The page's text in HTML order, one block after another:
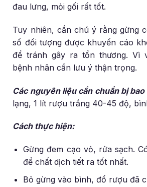
đau lưng, mỏi gối rất tốt.
Tuy nhiên, cần chú ý rằng gừng
số đối tượng được khuyến cáo
để tránh gây ra tổn thương. Vì
bệnh nhân cần lưu ý thận trọng.
Các nguyên liệu cần chuẩn bị
lạng, 1 lít rượu trắng 40-45 độ,
Cách thực hiện:
Gừng đem cạo vỏ, rửa sạch.
để chất dịch tiết ra tốt nhất.
Bỏ gừng vào bình, đổ rượu đã